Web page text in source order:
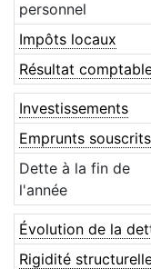
personnel
Impôts locaux
Résultat
Investissements
Emprunts souscrits
Dette à la fin de
l'année
Évolution de la
Rigidité